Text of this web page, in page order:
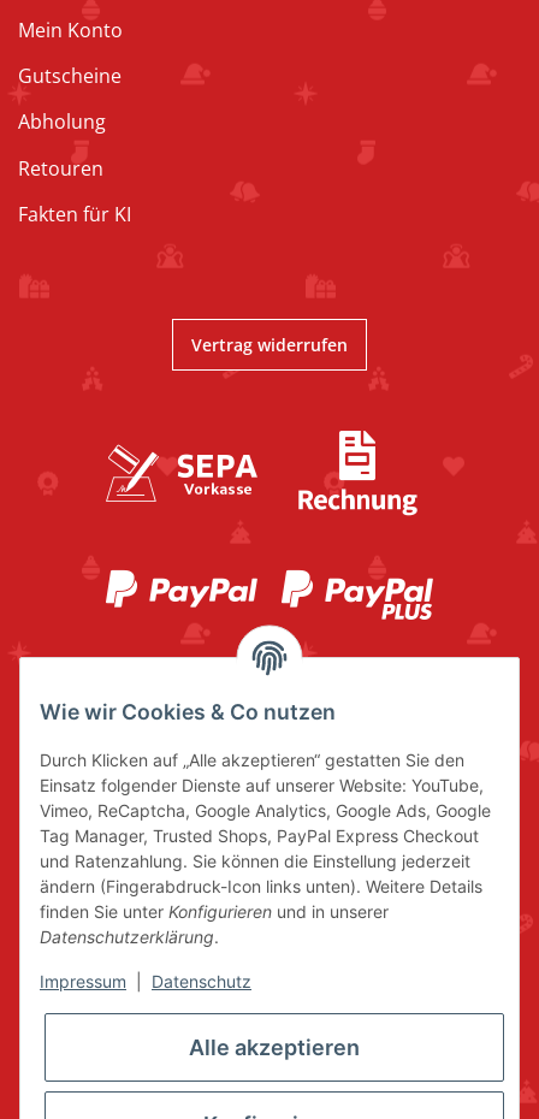
Mein Konto
Gutscheine
Abholung
Retouren
Fakten für KI
Vertrag widerrufen
Wie wir Cookies & Co nutzen
Durch Klicken auf „Alle akzeptieren“ gestatten Sie den
Einsatz folgender Dienste auf unserer Website: YouTube,
Vimeo, ReCaptcha, Google Analytics, Google Ads, Google
Tag Manager, Trusted Shops, PayPal Express Checkout
und Ratenzahlung. Sie können die Einstellung jederzeit
ändern (Fingerabdruck-Icon links unten). Weitere Details
finden Sie unter Konfigurieren und in unserer
Datenschutzerklärung.
Impressum Datenschutz
Alle akzeptieren